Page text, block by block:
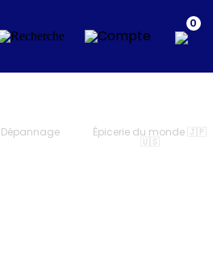
0
Dépannage Épicerie du monde 🇯🇵
🇺🇸